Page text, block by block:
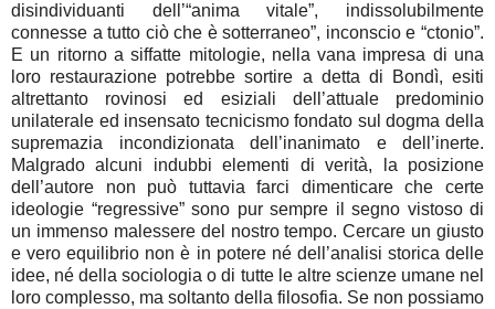
disindividuanti dell’“anima vitale”, indissolubilmente
connesse a tutto ciò che è sotterraneo”, inconscio e “ctonio”.
E un ritorno a siffatte mitologie, nella vana impresa di una
loro restaurazione potrebbe sortire a detta di Bondì, esiti
altrettanto rovinosi ed esiziali dell’attuale predominio
unilaterale ed insensato tecnicismo fondato sul dogma della
supremazia incondizionata dell’inanimato e dell’inerte.
Malgrado alcuni indubbi elementi di verità, la posizione
dell’autore non può tuttavia farci dimenticare che certe
ideologie “regressive” sono pur sempre il segno vistoso di
un immenso malessere del nostro tempo. Cercare un giusto
e vero equilibrio non è in potere né dell’analisi storica delle
idee, né della sociologia o di tutte le altre scienze umane nel
loro complesso, ma soltanto della filosofia. Se non possiamo